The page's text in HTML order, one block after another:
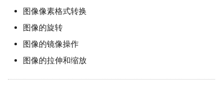
2.5. MI_DIVP_GetChnAttr
2.7. MI_DIVP_StopChn
PSPI使用参考
INPUT使用参考
图像像素格式转换
图像的旋转
图像的镜像操作
图像的拉伸和缩放